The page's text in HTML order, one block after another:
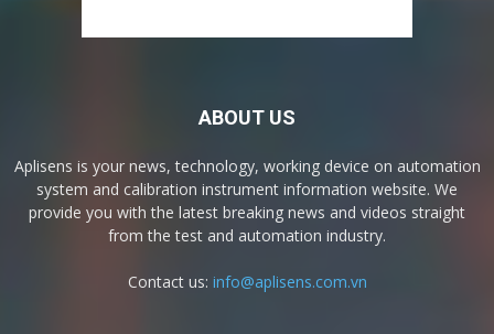
ABOUT US
Aplisens is your news, technology, working device on automation
system and calibration instrument information website. We
provide you with the latest breaking news and videos straight
from the test and automation industry.
Contact us: info@aplisens.com.vn